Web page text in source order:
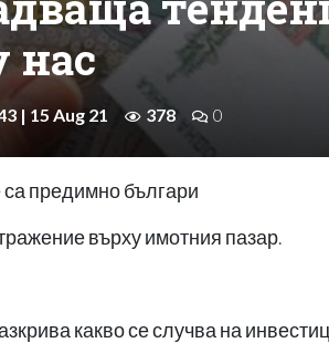
нас
| 15 Aug 21 378 0
са предимно българи
върху имотния пазар.
какво се случва на